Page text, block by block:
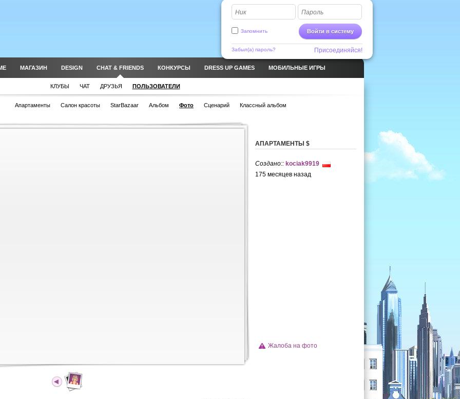
Ник Пароль
Войти в систему
Запомнить
Забыл(а) пароль? Присоединяйся!
МАГАЗИН DESIGN CHAT & FRIENDS КОНКУРСЫ DRESS UP GAMES МОБИЛЬНЫЕ ИГРЫ
КЛУБЫ ЧАТ ДРУЗЬЯ ПОЛЬЗОВАТЕЛИ
Апартаменты Салон красоты StarBazaar Альбом Фото Сценарий Классный альбом
АПАРТАМЕНТЫ $
Создано:: kociak9919
175 месяцев назад
Жалоба на фото